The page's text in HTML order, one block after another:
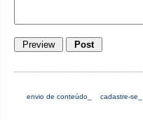
envio de conteúdo_ cadastre-se_